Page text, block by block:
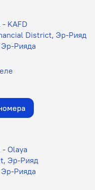
KAFD
District, Эр-Рияд
Эр-Рияда
Olaya
Эр-Рияд
Эр-Рияда